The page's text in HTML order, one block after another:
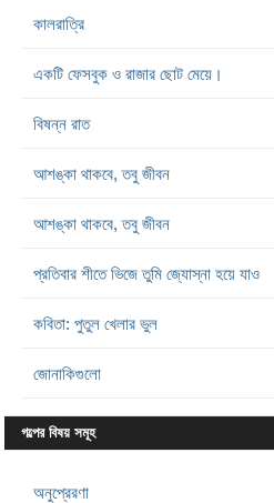
কালরাত্রি
একটি ফেসবুক ও রাজার ছোট মেয়ে।
বিষন্ন রাত
আশঙ্কা থাকবে, তবু জীবন
আশঙ্কা থাকবে, তবু জীবন
প্রতিবার শীতে ভিজে তুমি জ্যোস্না হয়ে যাও
কবিতা: পুতুল খেলার ভুল
জোনাকিগুলো
গল্পের বিষয় সমূহ
অনুপ্রেরণা